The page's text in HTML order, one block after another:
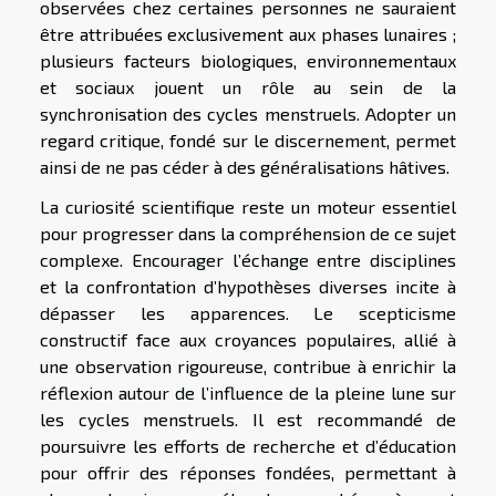
observées chez certaines personnes ne sauraient
être attribuées exclusivement aux phases lunaires ;
plusieurs facteurs biologiques, environnementaux
et sociaux jouent un rôle au sein de la
synchronisation des cycles menstruels. Adopter un
regard critique, fondé sur le discernement, permet
ainsi de ne pas céder à des généralisations hâtives.
La curiosité scientifique reste un moteur essentiel
pour progresser dans la compréhension de ce sujet
complexe. Encourager l’échange entre disciplines
et la confrontation d’hypothèses diverses incite à
dépasser les apparences. Le scepticisme
constructif face aux croyances populaires, allié à
une observation rigoureuse, contribue à enrichir la
réflexion autour de l’influence de la pleine lune sur
les cycles menstruels. Il est recommandé de
poursuivre les efforts de recherche et d’éducation
pour offrir des réponses fondées, permettant à